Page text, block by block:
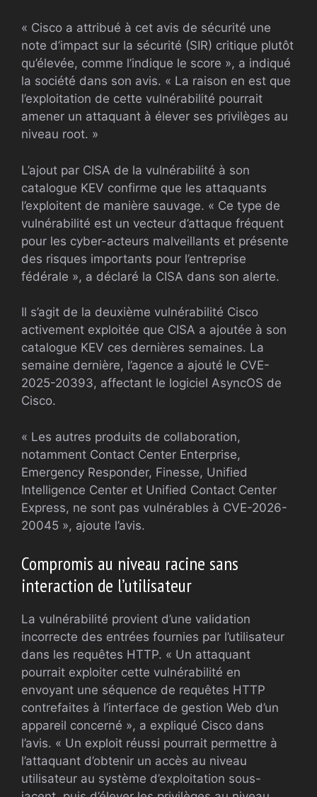
« Cisco a attribué à cet avis de sécurité une
note d’impact sur la sécurité (SIR) critique plutôt
qu’élevée, comme l’indique le score », a indiqué
la société dans son avis. « La raison en est que
l’exploitation de cette vulnérabilité pourrait
amener un attaquant à élever ses privilèges au
niveau root. »
L’ajout par CISA de la vulnérabilité à son
catalogue KEV confirme que les attaquants
l’exploitent de manière sauvage. « Ce type de
vulnérabilité est un vecteur d’attaque fréquent
pour les cyber-acteurs malveillants et présente
des risques importants pour l’entreprise
fédérale », a déclaré la CISA dans son alerte.
Il s’agit de la deuxième vulnérabilité Cisco
activement exploitée que CISA a ajoutée à son
catalogue KEV ces dernières semaines. La
semaine dernière, l’agence a ajouté le CVE-
2025-20393, affectant le logiciel AsyncOS de
Cisco.
« Les autres produits de collaboration,
notamment Contact Center Enterprise,
Emergency Responder, Finesse, Unified
Intelligence Center et Unified Contact Center
Express, ne sont pas vulnérables à CVE-2026-
20045 », ajoute l’avis.
Compromis au niveau racine sans
interaction de l’utilisateur
La vulnérabilité provient d’une validation
incorrecte des entrées fournies par l’utilisateur
dans les requêtes HTTP. « Un attaquant
pourrait exploiter cette vulnérabilité en
envoyant une séquence de requêtes HTTP
contrefaites à l’interface de gestion Web d’un
appareil concerné », a expliqué Cisco dans
l’avis. « Un exploit réussi pourrait permettre à
l’attaquant d’obtenir un accès au niveau
utilisateur au système d’exploitation sous-